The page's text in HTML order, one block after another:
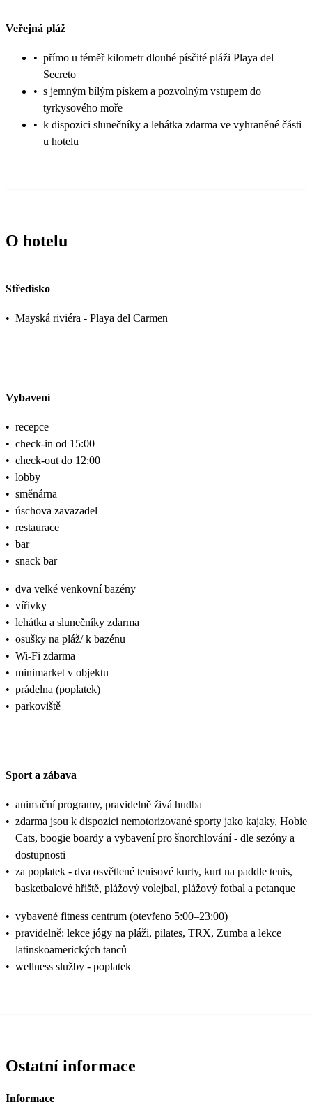
Veřejná pláž
• přímo u téměř kilometr dlouhé písčité pláži Playa del
Secreto
• s jemným bílým pískem a pozvolným vstupem do
tyrkysového moře
• k dispozici slunečníky a lehátka zdarma ve vyhraněné části
u hotelu
O hotelu
Středisko
• Mayská riviéra - Playa del Carmen
Vybavení
• recepce
• check-in od 15:00
• check-out do 12:00
• lobby
• směnárna
• úschova zavazadel
• restaurace
• bar
• snack bar
• dva velké venkovní bazény
• vířivky
• lehátka a slunečníky zdarma
• osušky na pláž/ k bazénu
• Wi-Fi zdarma
• minimarket v objektu
• prádelna (poplatek)
• parkoviště
Sport a zábava
• animační programy, pravidelně živá hudba
• zdarma jsou k dispozici nemotorizované sporty jako kajaky, Hobie
Cats, boogie boardy a vybavení pro šnorchlování - dle sezóny a
dostupnosti
• za poplatek - dva osvětlené tenisové kurty, kurt na paddle tenis,
basketbalové hřiště, plážový volejbal, plážový fotbal a petanque
• vybavené fitness centrum (otevřeno 5:00–23:00)
• pravidelně: lekce jógy na pláži, pilates, TRX, Zumba a lekce
latinskoamerických tanců
• wellness služby - poplatek
Ostatní informace
Informace